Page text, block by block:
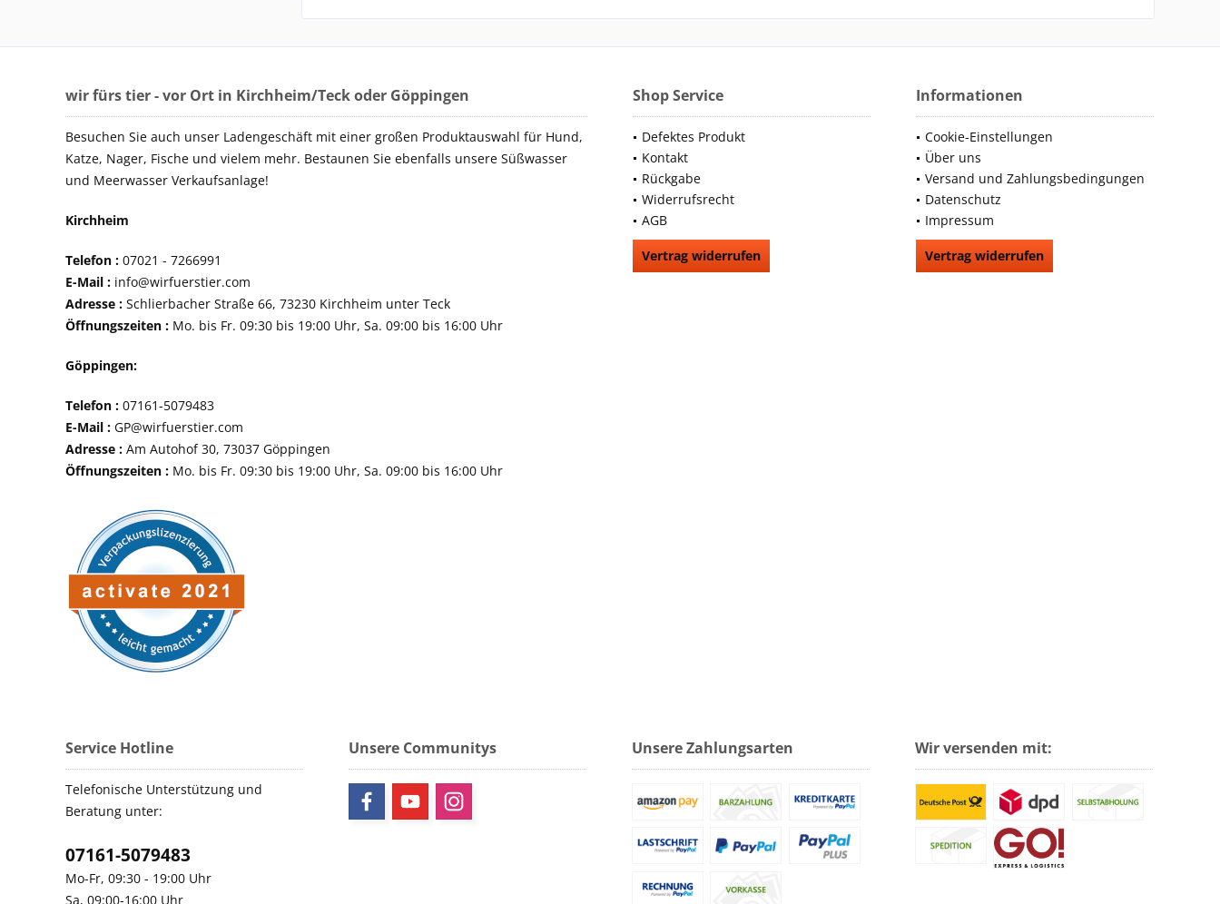
wir fürs tier - vor Ort in Kirchheim/Teck oder Göppingen
Besuchen Sie auch unser Ladengeschäft mit einer großen Produktauswahl für Hund,
Katze, Nager, Fische und vielem mehr. Bestaunen Sie ebenfalls unsere Süßwasser
und Meerwasser Verkaufsanlage!
Kirchheim
Telefon : 07021 - 7266991
E-Mail : info@wirfuerstier.com
Adresse : Schlierbacher Straße 66, 73230 Kirchheim unter Teck
Öffnungszeiten : Mo. bis Fr. 09:30 bis 19:00 Uhr, Sa. 09:00 bis 16:00 Uhr
Göppingen:
Telefon : 07161-5079483
E-Mail : GP@wirfuerstier.com
Adresse : Am Autohof 30, 73037 Göppingen
Öffnungszeiten : Mo. bis Fr. 09:30 bis 19:00 Uhr, Sa. 09:00 bis 16:00 Uhr
Shop Service
Defektes Produkt
Kontakt
Rückgabe
Widerrufsrecht
AGB
Vertrag widerrufen
Informationen
Cookie-Einstellungen
Über uns
Versand und Zahlungsbedingungen
Datenschutz
Impressum
Vertrag widerrufen
Service Hotline
Telefonische Unterstützung und
Beratung unter:
07161-5079483
Mo-Fr, 09:30 - 19:00 Uhr
Sa, 09:00-16:00 Uhr
Unsere Communitys Unsere Zahlungsarten Wir versenden mit: